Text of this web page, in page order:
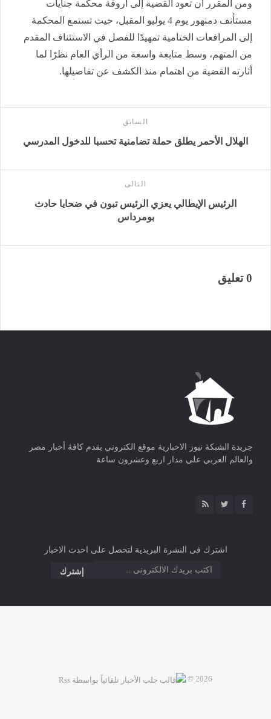
ومن المقرر أن تعود القضية إلى أروقة محكمة جنايات
مستأنف دمنهور يوم 4 يوليو المقبل، حيث تستمع المحكمة
إلى المرافعات الختامية تمهيدًا للفصل في الاستئناف المقدم
من المتهم، وسط متابعة واسعة من الرأي العام نظرًا لما
أثارته القضية من اهتمام منذ الكشف عن تفاصيلها.
السابق
الهلال الأحمر يطلق حملة تضامنية تحسبا للدخول المدرسي
التالى
الرئيس الإيطالي يعزي الرئيس تبون في ضحايا حادث
بومرداس
0 تعليق
جريدة الشبكة نيوز الاخبارية موقع الكتروني يقدم كافة أخبار مصر
والعالم العربي علي مدار اربع وعشرون ساعة
اشترك فى النشرة البريدية لتحصل على احدث الاخبار
2026 ©